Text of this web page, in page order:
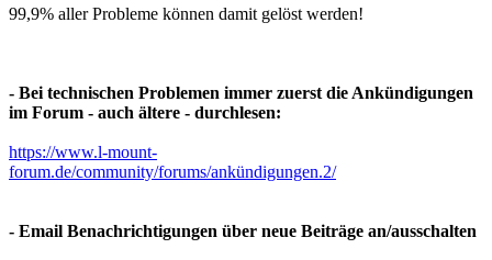
99,9% aller Probleme können damit gelöst werden!
- Bei technischen Problemen immer zuerst die Ankündigungen
im Forum - auch ältere - durchlesen:
https://www.l-mount-
forum.de/community/forums/ankündigungen.2/
- Email Benachrichtigungen über neue Beiträge an/ausschalten